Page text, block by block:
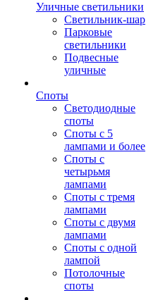
Уличные светильники
Светильник-шар
Парковые
светильники
Подвесные
уличные
Споты
Светодиодные
споты
Споты с 5
лампами и более
Споты с
четырьмя
лампами
Споты с тремя
лампами
Споты с двумя
лампами
Споты с одной
лампой
Потолочные
споты